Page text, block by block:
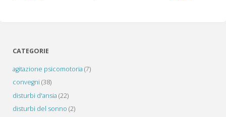
CATEGORIE
agitazione psicomotoria (7)
convegni (38)
disturbi d'ansia (22)
disturbi del sonno (2)